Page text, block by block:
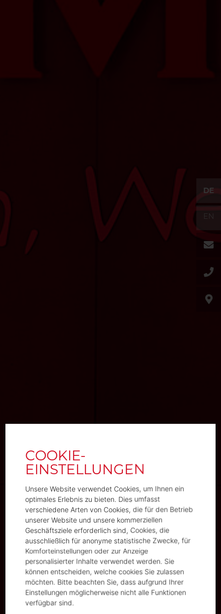
DE
EN
Unsere Website verwendet Cookies, um Ihnen ein
optimales Erlebnis zu bieten. Dies umfasst
verschiedene Arten von Cookies, die für den Betrieb
unserer Website und unsere kommerziellen
Geschäftsziele erforderlich sind, Cookies, die
ausschließlich für anonyme statistische Zwecke, für
Komforteinstellungen oder zur Anzeige
personalisierter Inhalte verwendet werden. Sie
können entscheiden, welche cookies Sie zulassen
möchten. Bitte beachten Sie, dass aufgrund Ihrer
Einstellungen möglicherweise nicht alle Funktionen
verfügbar sind.